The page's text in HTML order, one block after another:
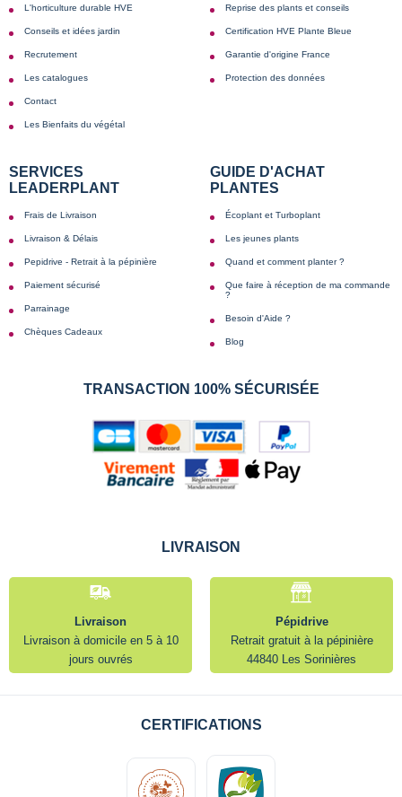
L'horticulture durable HVE
Conseils et idées jardin
Recrutement
Les catalogues
Contact
Les Bienfaits du végétal
Reprise des plants et conseils
Certification HVE Plante Bleue
Garantie d'origine France
Protection des données
SERVICES
LEADERPLANT
Frais de Livraison
Livraison & Délais
Pepidrive - Retrait à la pépinière
Paiement sécurisé
Parrainage
Chèques Cadeaux
GUIDE D'ACHAT
PLANTES
Écoplant et Turboplant
Les jeunes plants
Quand et comment planter ?
Que faire à réception de ma commande
?
Besoin d'Aide ?
Blog
TRANSACTION 100% SÉCURISÉE
LIVRAISON
Livraison
Livraison à domicile en 5 à 10
jours ouvrés
Pépidrive
Retrait gratuit à la pépinière
44840 Les Sorinières
CERTIFICATIONS